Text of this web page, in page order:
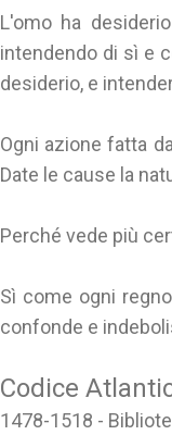
L'omo ha
intendendo di sì e
desiderio, e
Ogni azione fatta
Date le cause la
Perché vede più
Sì come ogni
confonde e
Codice
1478-1518 -